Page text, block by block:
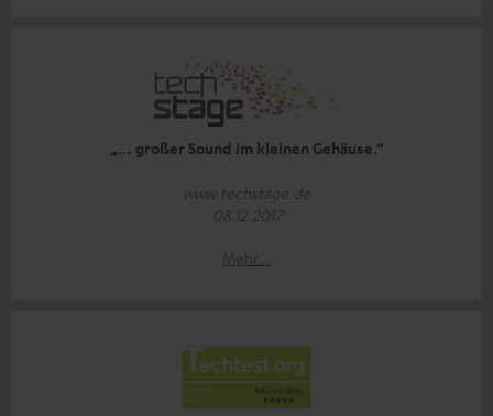
„… großer Sound im kleinen Gehäuse.“
www.techstage.de
08.12.2017
Mehr...